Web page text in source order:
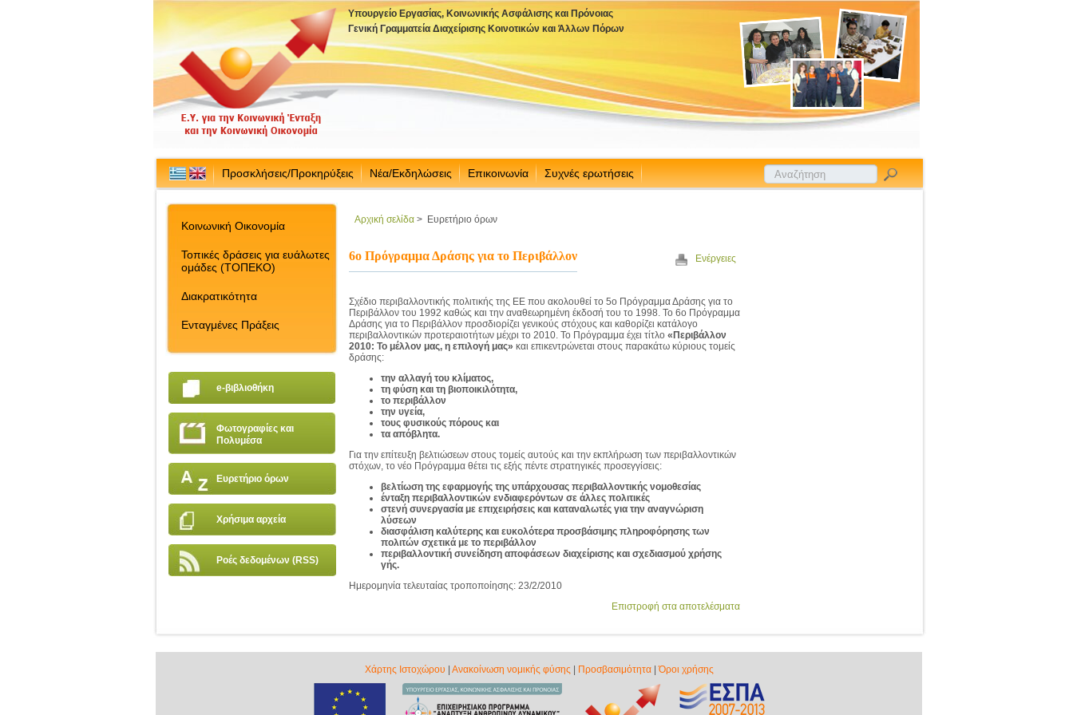
Υπουργείο Εργασίας, Κοινωνικής Ασφάλισης και Πρόνοιας
Γενική Γραμματεία Διαχείρισης Κοινοτικών και Άλλων Πόρων
Προσκλήσεις/Προκηρύξεις Νέα/Εκδηλώσεις Επικοινωνία Συχνές ερωτήσεις
Κοινωνική Οικονομία
Τοπικές δράσεις για ευάλωτες
ομάδες (ΤΟΠΕΚΟ)
Διακρατικότητα
Ενταγμένες Πράξεις
e-βιβλιοθήκη
Φωτογραφίες και
Πολυμέσα
Ευρετήριο όρων
Χρήσιμα αρχεία
Ροές δεδομένων (RSS)
Αρχική σελίδα > Ευρετήριο όρων
6ο Πρόγραμμα Δράσης για το Περιβάλλον Ενέργειες
Σχέδιο περιβαλλοντικής πολιτικής της ΕΕ που ακολουθεί το 5ο Πρόγραμμα Δράσης για το
Περιβάλλον του 1992 καθώς και την αναθεωρημένη έκδοσή του το 1998. Το 6ο Πρόγραμμα
Δράσης για το Περιβάλλον προσδιορίζει γενικούς στόχους και καθορίζει κατάλογο
περιβαλλοντικών προτεραιοτήτων μέχρι το 2010. Το Πρόγραμμα έχει τίτλο «Περιβάλλον
2010: Το μέλλον μας, η επιλογή μας» και επικεντρώνεται στους παρακάτω κύριους τομείς
δράσης:
την αλλαγή του κλίματος,
τη φύση και τη βιοποικιλότητα,
το περιβάλλον
την υγεία,
τους φυσικούς πόρους και
τα απόβλητα.
Για την επίτευξη βελτιώσεων στους τομείς αυτούς και την εκπλήρωση των περιβαλλοντικών
στόχων, το νέο Πρόγραμμα θέτει τις εξής πέντε στρατηγικές προσεγγίσεις:
βελτίωση της εφαρμογής της υπάρχουσας περιβαλλοντικής νομοθεσίας
ένταξη περιβαλλοντικών ενδιαφερόντων σε άλλες πολιτικές
στενή συνεργασία με επιχειρήσεις και καταναλωτές για την αναγνώριση
λύσεων
διασφάλιση καλύτερης και ευκολότερα προσβάσιμης πληροφόρησης των
πολιτών σχετικά με το περιβάλλον
περιβαλλοντική συνείδηση αποφάσεων διαχείρισης και σχεδιασμού χρήσης
γής.
Ημερομηνία τελευταίας τροποποίησης: 23/2/2010
Επιστροφή στα αποτελέσματα
Χάρτης Ιστοχώρου Ανακοίνωση νομικής φύσης Προσβασιμότητα|Όροι χρήσης